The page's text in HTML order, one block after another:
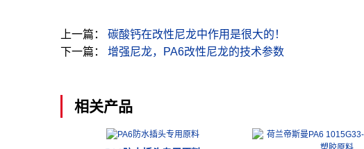
上一篇： 碳酸钙在改性尼龙中作用是很大的！
下一篇： 增强尼龙，PA6改性尼龙的技术参数
相关产品